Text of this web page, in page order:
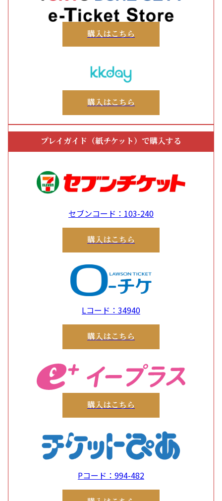
購入はこちら
購入はこちら
プレイガイド（紙チケット）で購入する
セブンコード：103-240
購入はこちら
Lコード：34940
購入はこちら
購入はこちら
Pコード：994-482